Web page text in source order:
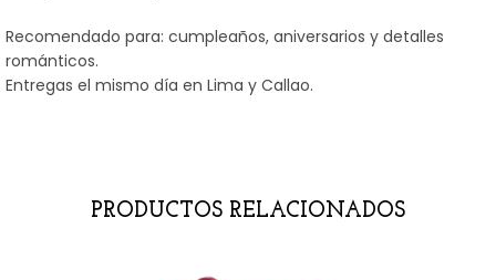
Recomendado para: cumpleaños, aniversarios y detalles
románticos.
Entregas el mismo día en Lima y Callao.
PRODUCTOS RELACIONADOS